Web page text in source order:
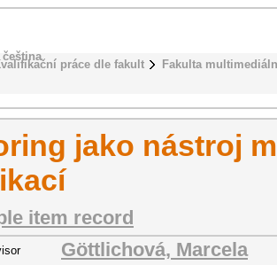
práce dle fakult
Fakulta
čeština
jako nástroj
item record
Göttlichová, Marcela